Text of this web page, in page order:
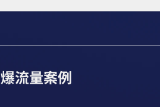
爆流量案例